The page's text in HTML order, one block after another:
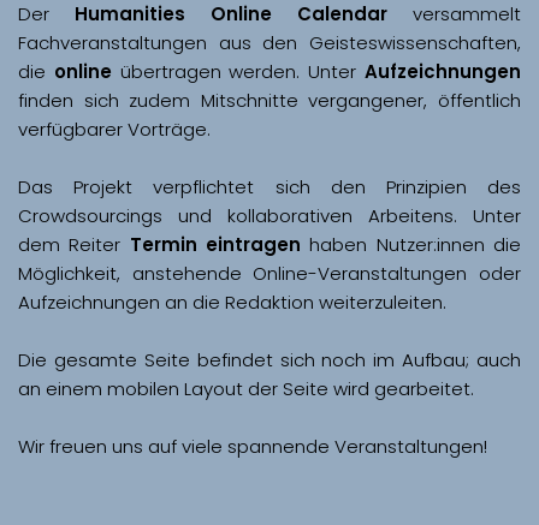
Der Humanities Online Calendar versammelt
Fachveranstaltungen aus den Geisteswissenschaften,
die online übertragen werden. Unter Aufzeichnungen
finden sich zudem Mitschnitte vergangener, öffentlich
Das Projekt verpflichtet sich den Prinzipien des
Crowdsourcings und kollaborativen Arbeitens. Unter
dem Reiter Termin eintragen haben Nutzer:innen die
Möglichkeit, anstehende Online-Veranstaltungen oder
Aufzeichnungen an die Redaktion weiterzuleiten.
Die gesamte Seite befindet sich noch im Aufbau; auch
Wir freuen uns auf viele spannende Veranstaltungen!